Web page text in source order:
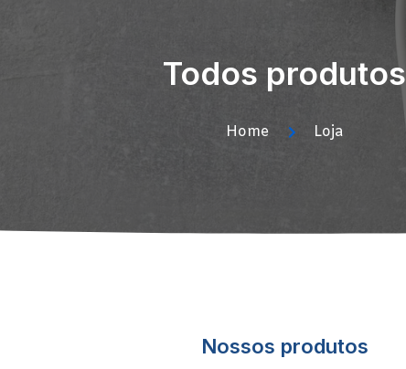
Todos produtos
Home Loja
Nossos produtos